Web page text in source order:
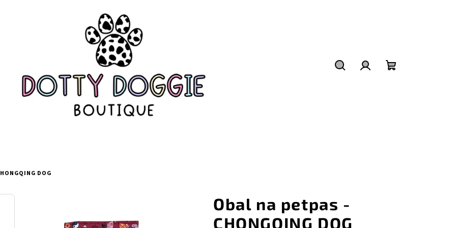
DOG
Obal na petpas -
CHONGQING DOG